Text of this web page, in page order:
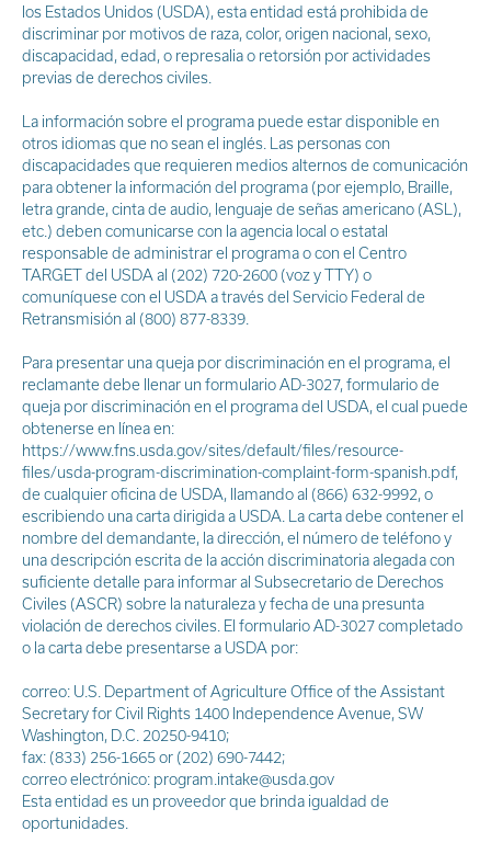
los Estados Unidos (USDA), esta entidad está prohibida de
discriminar por motivos de raza, color, origen nacional, sexo,
discapacidad, edad, o represalia o retorsión por actividades
previas de derechos civiles.
La información sobre el programa puede estar disponible en
otros idiomas que no sean el inglés. Las personas con
discapacidades que requieren medios alternos de comunicación
para obtener la información del programa (por ejemplo, Braille,
letra grande, cinta de audio, lenguaje de señas americano (ASL),
etc.) deben comunicarse con la agencia local o estatal
responsable de administrar el programa o con el Centro
TARGET del USDA al (202) 720-2600 (voz y TTY) o
comuníquese con el USDA a través del Servicio Federal de
Retransmisión al (800) 877-8339.
Para presentar una queja por discriminación en el programa, el
reclamante debe llenar un formulario AD-3027, formulario de
queja por discriminación en el programa del USDA, el cual puede
obtenerse en línea en:
https://www.fns.usda.gov/sites/default/files/resource-
files/usda-program-discrimination-complaint-form-spanish.pdf,
de cualquier oficina de USDA, llamando al (866) 632-9992, o
escribiendo una carta dirigida a USDA. La carta debe contener el
nombre del demandante, la dirección, el número de teléfono y
una descripción escrita de la acción discriminatoria alegada con
suficiente detalle para informar al Subsecretario de Derechos
Civiles (ASCR) sobre la naturaleza y fecha de una presunta
violación de derechos civiles. El formulario AD-3027 completado
o la carta debe presentarse a USDA por:
correo: U.S. Department of Agriculture Office of the Assistant
Secretary for Civil Rights 1400 Independence Avenue, SW
Washington, D.C. 20250-9410;
fax: (833) 256-1665 or (202) 690-7442;
correo electrónico: program.intake@usda.gov
Esta entidad es un proveedor que brinda igualdad de
oportunidades.